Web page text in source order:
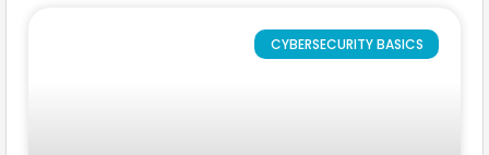
CYBERSECURITY BASICS